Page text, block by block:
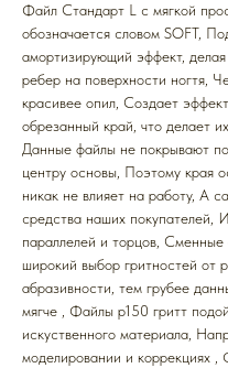
Файл Стандарт L с мягкой
обозначается словом SOFT,
амортизирующий эффект,
ребер на поверхности ногтя,
красивее опил, Создает
обрезанный край, что делает
Данные файлы не покрывают
центру основы, Поэтому края
никак не влияет на работу, А
средства наших покупателей,
параллелей и торцов,
широкий выбор гритностей
абразивности, тем грубее
мягче , Файлы р150 гритт
искуственного материала,
моделировании и коррекциях